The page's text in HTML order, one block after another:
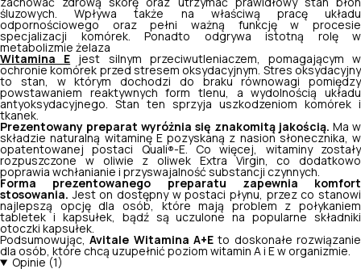
zachować zdrową skórę oraz utrzymać prawidłowy stan błon
śluzowych. Wpływa także na właściwą pracę układu
odpornościowego oraz pełni ważną funkcję w procesie
specjalizacji komórek. Ponadto odgrywa istotną rolę w
metabolizmie żelaza
Witamina E jest silnym przeciwutleniaczem, pomagającym w
ochronie komórek przed stresem oksydacyjnym. Stres oksydacyjny
to stan, w którym dochodzi do braku równowagi pomiędzy
powstawaniem reaktywnych form tlenu, a wydolnością układu
antyoksydacyjnego. Stan ten sprzyja uszkodzeniom komórek i
tkanek.
Prezentowany preparat wyróżnia się znakomitą jakością. Ma w
składzie naturalną witaminę E pozyskaną z nasion słonecznika, w
opatentowanej postaci Quali®-E. Co więcej, witaminy zostały
rozpuszczone w oliwie z oliwek Extra Virgin, co dodatkowo
poprawia wchłanianie i przyswajalność substancji czynnych.
Forma prezentowanego preparatu zapewnia komfort
stosowania.Jest on dostępny w postaci płynu, przez co stanowi
najlepszą opcję dla osób, które mają problem z połykaniem
tabletek i kapsułek, bądź są uczulone na popularne składniki
otoczki kapsułek.
Podsumowując,
Avitale Witamina A+E to doskonałe rozwiązanie
dla osób, które chcą uzupełnić poziom witamin A i E w organizmie.
Opinie (1)